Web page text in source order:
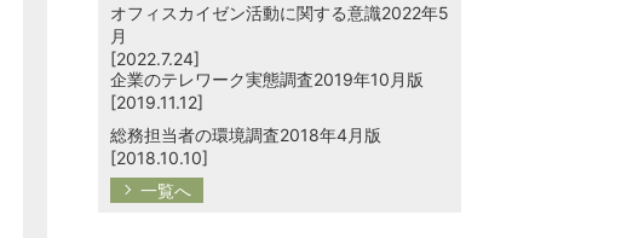
オフィスカイゼン活動に関する意識2022年5
月
[2022.7.24]
企業のテレワーク実態調査2019年10月版
[2019.11.12]
総務担当者の環境調査2018年4月版
[2018.10.10]
一覧へ